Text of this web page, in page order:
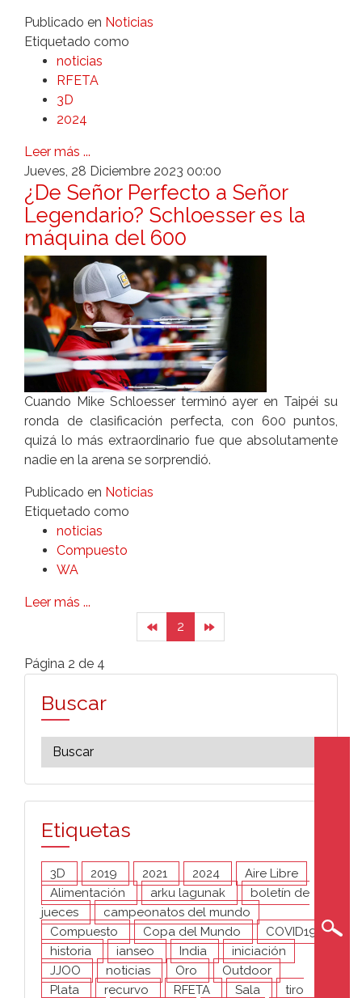
Publicado en Noticias
Etiquetado como
noticias
RFETA
3D
2024
Leer más ...
Jueves, 28 Diciembre 2023 00:00
¿De Señor Perfecto a Señor
Legendario? Schloesser es la
máquina del 600
Cuando Mike Schloesser terminó ayer en Taipéi su
ronda de clasificación perfecta, con 600 puntos,
quizá lo más extraordinario fue que absolutamente
nadie en la arena se sorprendió.
Publicado en Noticias
Etiquetado como
noticias
Compuesto
WA
Leer más ...
2
Página 2 de 4
Buscar
Etiquetas
3D 2019 2021 2024
Aire Libre
Alimentación
arku lagunak
boletín de
jueces
campeonatos del mundo
Compuesto
Copa del Mundo
COVID19
historia
ianseo India
iniciación
JJOO
noticias Oro
Outdoor
Plata
recurvo RFETA Sala tiro